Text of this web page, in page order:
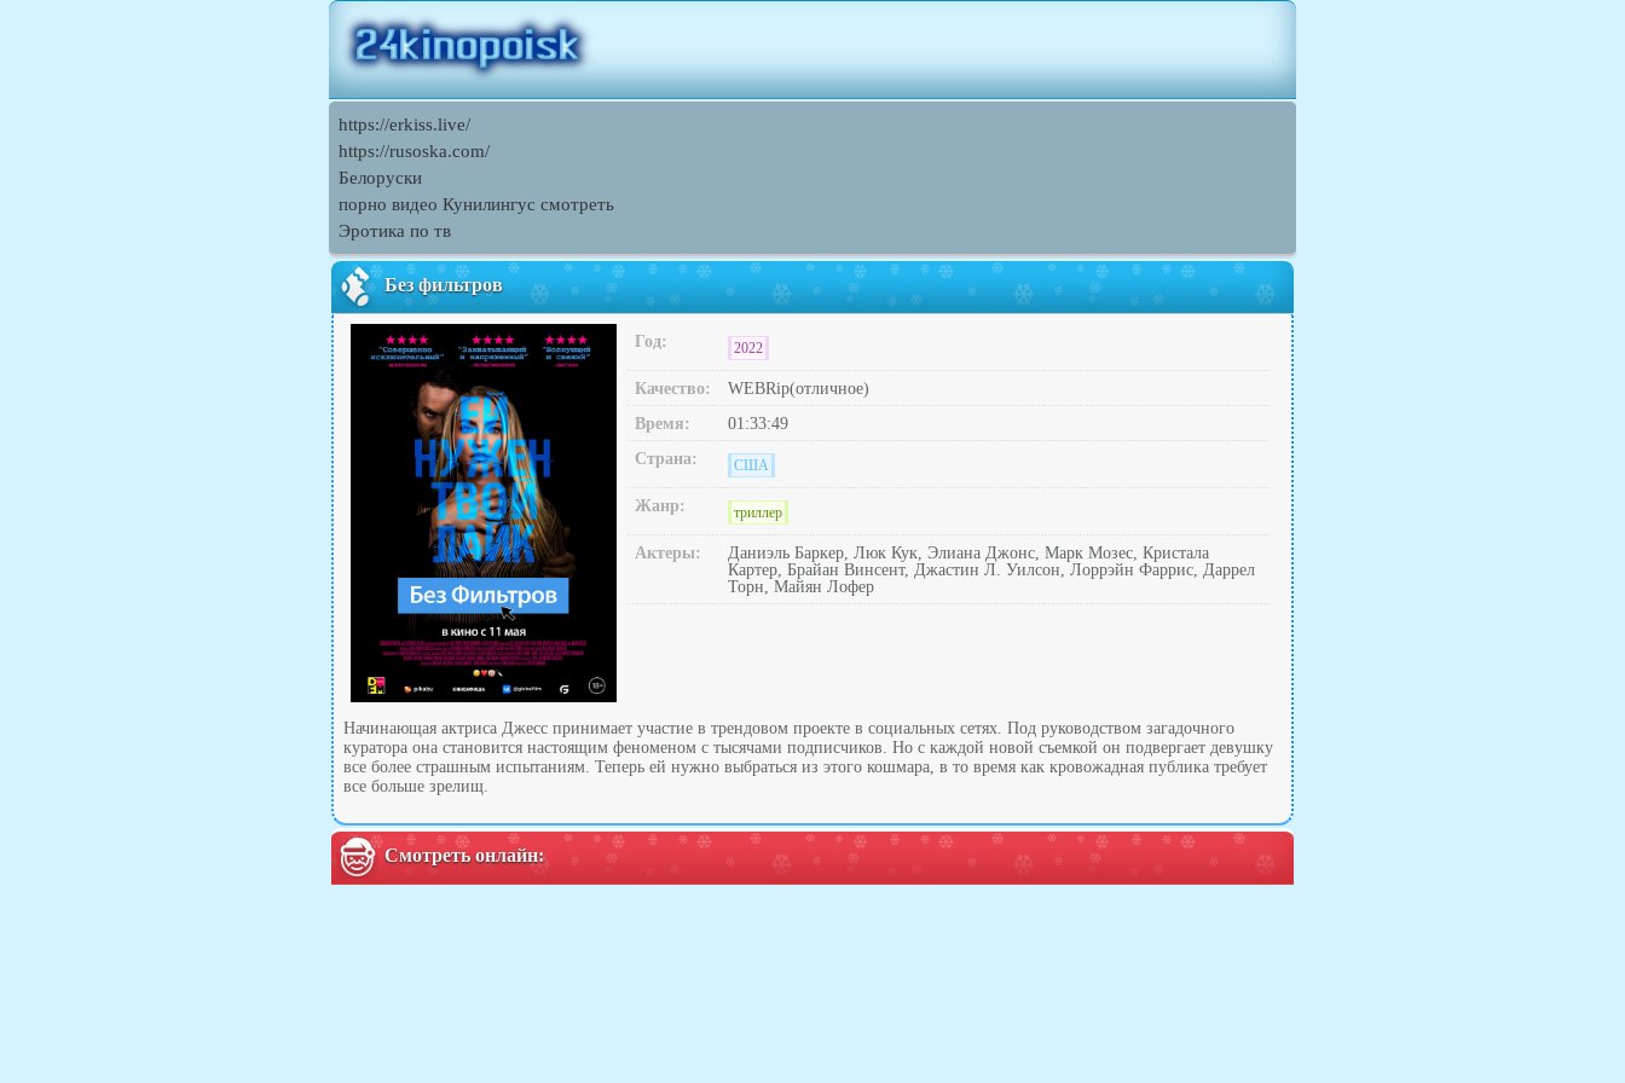
https://erkiss.live/
https://rusoska.com/
Белоруски
порно видео Кунилингус смотреть
Эротика по тв
Без фильтров
Год: 2022
Качество:
WEBRip(отличное)
Время:
01:33:49
Страна:
США
Жанр: триллер
Актеры:
Даниэль Баркер, Люк Кук, Элиана Джонс, Марк Мозес, Кристала
Картер, Брайан Винсент, Джастин Л. Уилсон, Лоррэйн Фаррис, Даррел
Торн, Майян Лофер
Начинающая актриса Джесс принимает участие в трендовом проекте в социальных сетях. Под руководством загадочного
куратора она становится настоящим феноменом с тысячами подписчиков. Но с каждой новой съемкой он подвергает девушку
все более страшным испытаниям. Теперь ей нужно выбраться из этого кошмара, в то время как кровожадная публика требует
все больше зрелищ.
Смотреть онлайн: